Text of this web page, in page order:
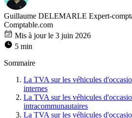
Guillaume DELEMARLE Expert-
Comptable.com
Mis à jour le 3 juin 2026
5 min
Sommaire
La TVA sur les véhicules
internes
La TVA sur les véhicules
intracommunautaires
La TVA sur les véhicules